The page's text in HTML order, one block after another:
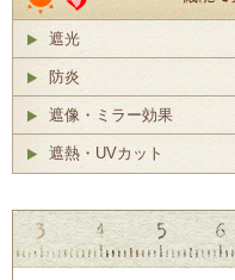
遮光
防炎
遮像・ミラー効果
遮熱・UVカット